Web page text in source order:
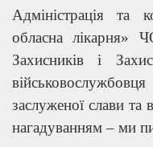
Адміністрація та
обласна лікарня»
Захисників і
заслуженої слави та
нагадуванням – ми